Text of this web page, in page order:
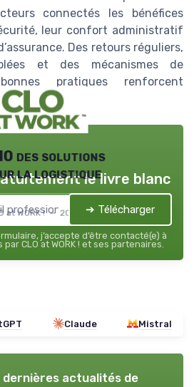
connectés les bénéfices
leur confort administratif
Des retours réguliers,
et des mécanismes de
pratiques renforcent
des solutions
la logistique
at WORK ! — 2026
le livre blanc
➔ Télécharger
j’accepte d’être contacté(e) à
CLO at WORK ! et ses partenaires.
Claude Mistral
dernières actualités de